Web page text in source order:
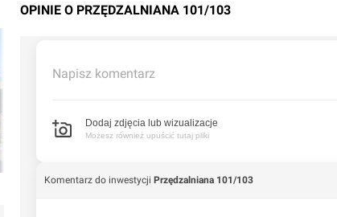
OPINIE O PRZĘDZALNIANA 101/103
Napisz komentarz
Dodaj zdjęcia lub wizualizacje
Możesz również upuścić tutaj pliki
Komentarz do inwestycji Przędzalniana 101/103